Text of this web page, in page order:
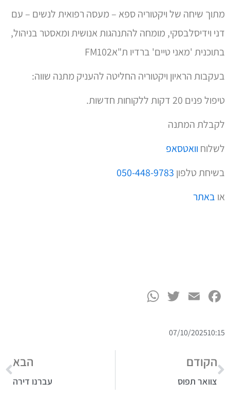
מתוך שיחה של ויקטוריה ספא – מעסה רפואית לנשים – עם
דני וידיסלבסקי, מומחה להתנהגות אנושית ומאסטר בניהול,
בתוכנית 'מאני טיים' ברדיו ת"אFM102
בעקבות הראיון ויקטוריה החליטה להעניק מתנה שווה:
טיפול פנים 20 דקות ללקוחות חדשות.
לקבלת המתנה
לשלוחוואטסאפ
בשיחת טלפון 050-448-9783
או באתר
Facebook
Email
Twitter
10:15
07/10/2025
הקודם
צוואר תפוס
הבא
עברנו דירה